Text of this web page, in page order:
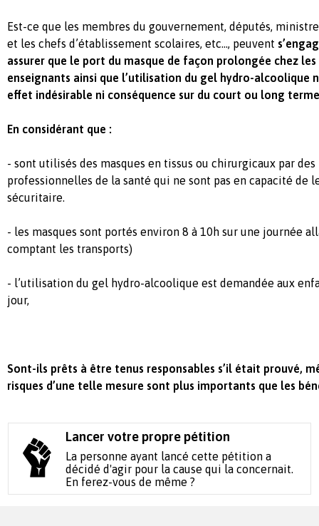
Est-ce que les membres du gouvernement, députés,
et les chefs d’établissement scolaires, etc…, peuvent
assurer que le port du masque de façon prolongée chez
enseignants ainsi que l’utilisation du gel hydro-alcoolique
effet indésirable ni conséquence sur du court ou long
En considérant que :
- sont utilisés des masques en tissus ou chirurgicaux par des
professionnelles de la santé qui ne sont pas en capacité de
sécuritaire.
- les masques sont portés environ 8 à 10h sur une journée
comptant les transports)
- l’utilisation du gel hydro-alcoolique est demandée aux
jour,
Sont-ils prêts à être tenus responsables s’il était prouvé,
risques d’une telle mesure sont plus importants que les
Lancer votre propre pétition
La personne ayant lancé cette pétition a
décidé d'agir pour la cause qui la concernait.
En ferez-vous de même ?